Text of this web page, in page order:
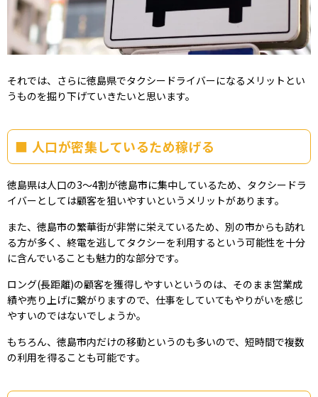
それでは、さらに徳島県でタクシードライバーになるメリットとい
うものを掘り下げていきたいと思います。
人口が密集しているため稼げる
徳島県は人口の3～4割が徳島市に集中しているため、タクシードラ
イバーとしては顧客を狙いやすいというメリットがあります。
また、徳島市の繁華街が非常に栄えているため、別の市からも訪れ
る方が多く、終電を逃してタクシーを利用するという可能性を十分
に含んでいることも魅力的な部分です。
ロング(長距離)の顧客を獲得しやすいというのは、そのまま営業成
績や売り上げに繋がりますので、仕事をしていてもやりがいを感じ
やすいのではないでしょうか。
もちろん、徳島市内だけの移動というのも多いので、短時間で複数
の利用を得ることも可能です。